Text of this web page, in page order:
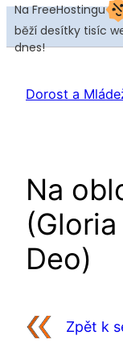
Na FreeHostingu
běží desítky tisíc
dnes!
obsah
Dorost a
Na
Deo)
Zpět k